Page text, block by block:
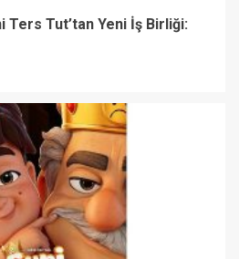
Ters Tut’tan Yeni İş Birliği: